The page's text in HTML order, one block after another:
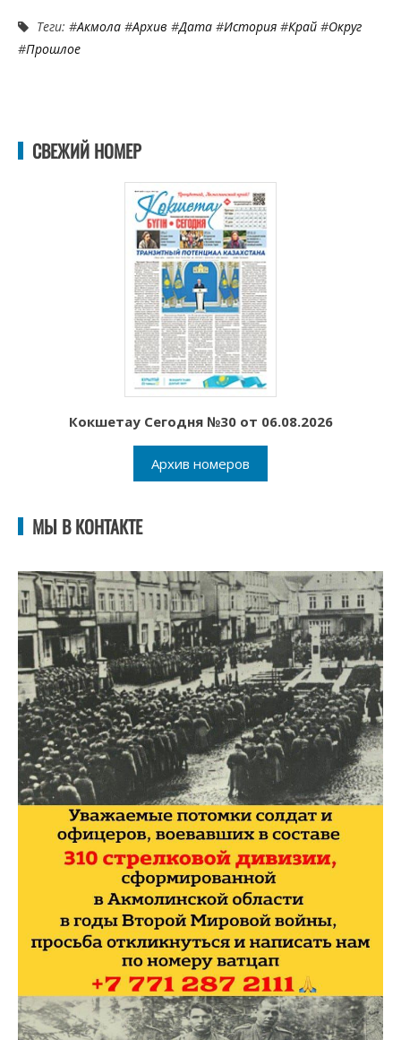
Теги: #Акмола #Архив #Дата #История #Край #Округ
#Прошлое
СВЕЖИЙ НОМЕР
Кокшетау Сегодня №30 от 06.08.2026
Архив номеров
МЫ В КОНТАКТЕ